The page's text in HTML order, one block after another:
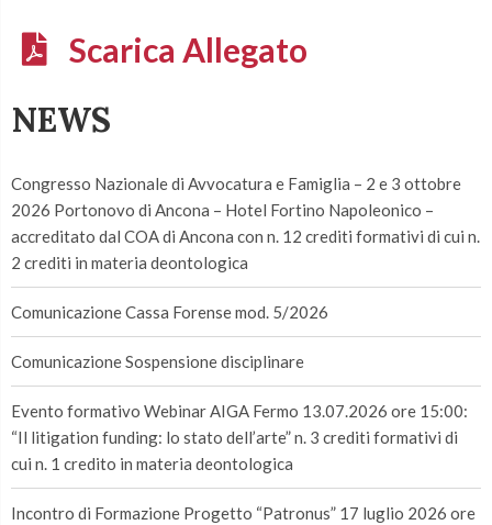
Scarica Allegato
NEWS
Congresso Nazionale di Avvocatura e Famiglia – 2 e 3 ottobre
2026 Portonovo di Ancona – Hotel Fortino Napoleonico –
accreditato dal COA di Ancona con n. 12 crediti formativi di cui n.
2 crediti in materia deontologica
Comunicazione Cassa Forense mod. 5/2026
Comunicazione Sospensione disciplinare
Evento formativo Webinar AIGA Fermo 13.07.2026 ore 15:00:
“Il litigation funding: lo stato dell’arte” n. 3 crediti formativi di
cui n. 1 credito in materia deontologica
Incontro di Formazione Progetto “Patronus” 17 luglio 2026 ore